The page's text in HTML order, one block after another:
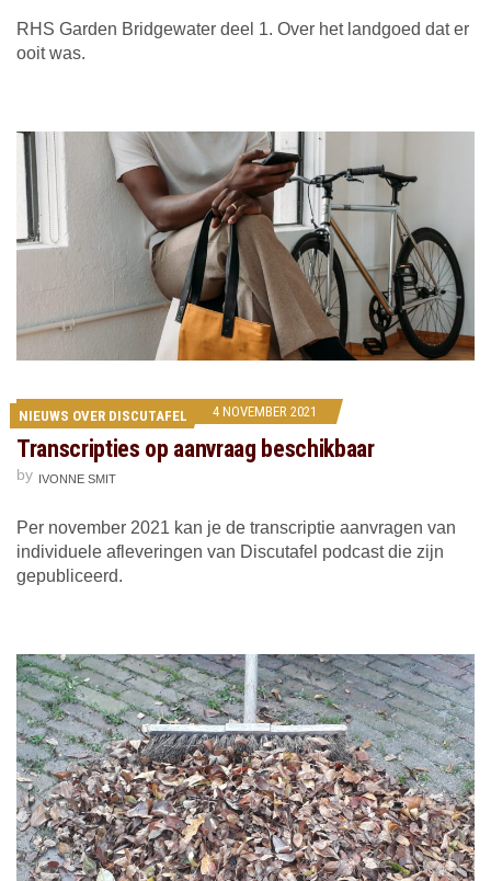
RHS Garden Bridgewater deel 1. Over het landgoed dat er
ooit was.
NIEUWS OVER DISCUTAFEL 4 NOVEMBER 2021
Transcripties op aanvraag beschikbaar
by IVONNE SMIT
Per november 2021 kan je de transcriptie aanvragen van
individuele afleveringen van Discutafel podcast die zijn
gepubliceerd.